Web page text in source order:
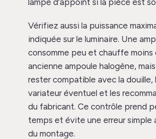
Vérifiez aussi la puissance
indiquée sur le luminaire. Une
consomme peu et chauffe moins
ancienne ampoule halogène,
rester compatible avec la douille,
variateur éventuel et les
du fabricant. Ce contrôle prend
temps et évite une erreur simple
du montage.